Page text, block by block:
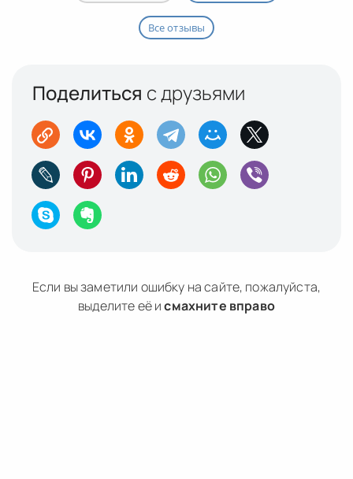
Все отзывы
Поделиться с друзьями
Если вы заметили ошибку на сайте, пожалуйста,
выделите её исмахните вправо